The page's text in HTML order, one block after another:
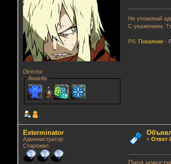
Director
Awards
Не упоминай
С уважением,
PS: Покаяние -
Exterminator
Администратор
Старожил
« Ответ